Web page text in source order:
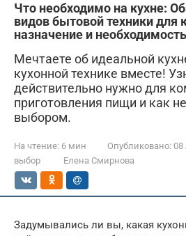
Что необходимо на кухне:
видов бытовой техники для
назначение и необходимость
Мечтаете об идеальной
кухонной технике вместе!
действительно нужно для
приготовления пищи и как
выбором.
На чтение: 6 мин Опубликовано: 08
выбор
Елена Смирнова
Задумывались ли вы, какая